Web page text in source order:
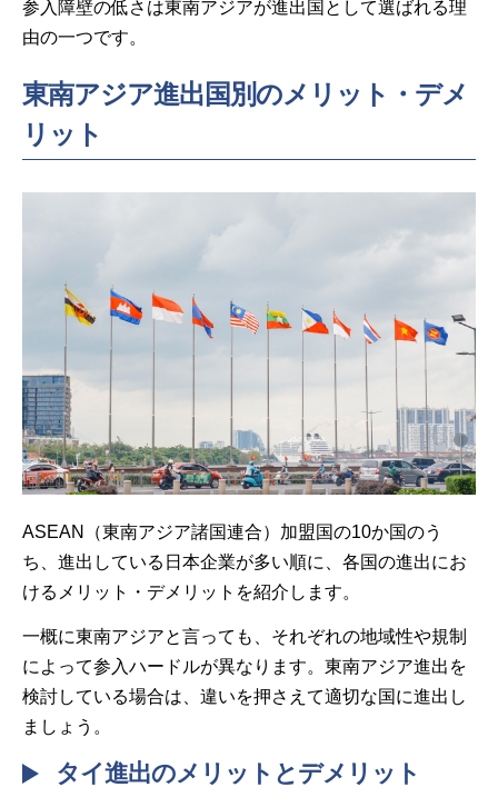
参入障壁の低さは東南アジアが進出国として選ばれる理
由の一つです。
東南アジア進出国別のメリット・デメ
リット
ASEAN（東南アジア諸国連合）加盟国の10か国のう
ち、進出している日本企業が多い順に、各国の進出にお
けるメリット・デメリットを紹介します。
一概に東南アジアと言っても、それぞれの地域性や規制
によって参入ハードルが異なります。東南アジア進出を
検討している場合は、違いを押さえて適切な国に進出し
ましょう。
タイ進出のメリットとデメリット